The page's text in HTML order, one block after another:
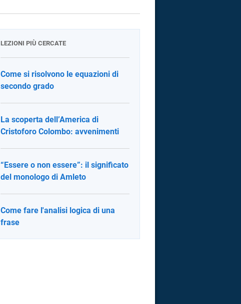
LEZIONI PIÙ CERCATE
Come si risolvono le equazioni di
secondo grado
La scoperta dell’America di
Cristoforo Colombo: avvenimenti
“Essere o non essere”: il significato
del monologo di Amleto
Come fare l'analisi logica di una
frase